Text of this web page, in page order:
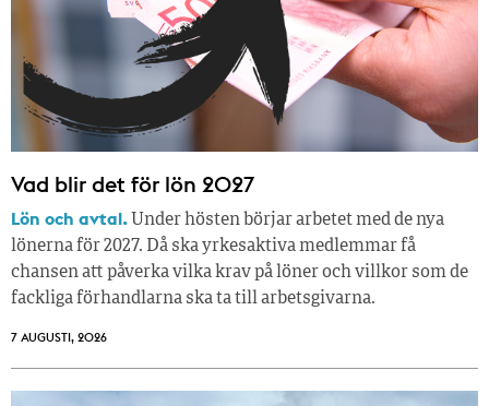
Vad blir det för lön 2027
Lön och avtal. Under hösten börjar arbetet med de nya
lönerna för 2027. Då ska yrkesaktiva medlemmar få
chansen att påverka vilka krav på löner och villkor som de
fackliga förhandlarna ska ta till arbetsgivarna.
7 AUGUSTI, 2026